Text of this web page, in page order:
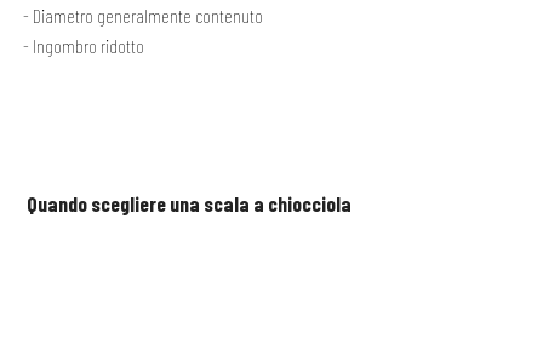
Diametro generalmente contenuto
Ingombro ridotto
Quando scegliere una scala a chiocciola